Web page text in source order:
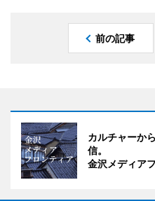
前の記事
カルチャーか
信。
金沢メディア